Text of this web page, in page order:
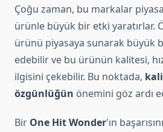
Çoğu zaman, bu markalar
ürünle büyük bir etki yaratırlar.
ürünü piyasaya sunarak büyük
edebilir ve bu ürünün kalitesi,
ilgisini çekebilir. Bu noktada,
özgünlüğün önemini göz ardı
Bir One Hit Wonder'ın